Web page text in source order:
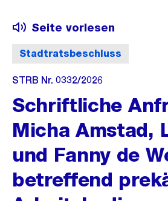
Stadtratsbeschluss
Seite vorlesen
STRB Nr. 0332/2026
Schriftliche
Micha Amstad,
und Fanny de
betreffend